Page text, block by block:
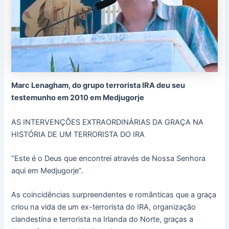
Marc Lenagham, do grupo terrorista IRA deu seu
testemunho em 2010 em Medjugorje
AS INTERVENÇÕES EXTRAORDINÁRIAS DA GRAÇA NA
HISTÓRIA DE UM TERRORISTA DO IRA
“Este é o Deus que encontrei através de Nossa Senhora
aqui em Medjugorje”.
As coincidências surpreendentes e românticas que a graça
criou na vida de um ex-terrorista do IRA, organização
clandestina e terrorista na Irlanda do Norte, graças a